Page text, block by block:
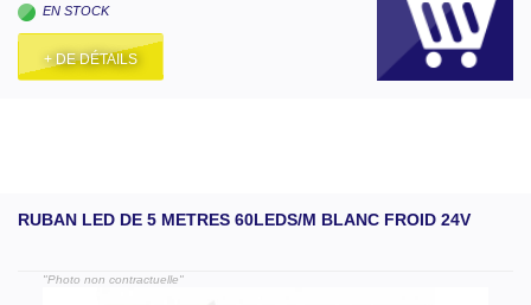
EN STOCK
+ DE DÉTAILS
RUBAN LED DE 5 METRES 60LEDS/M BLANC FROID 24V
"Photo non contractuelle"